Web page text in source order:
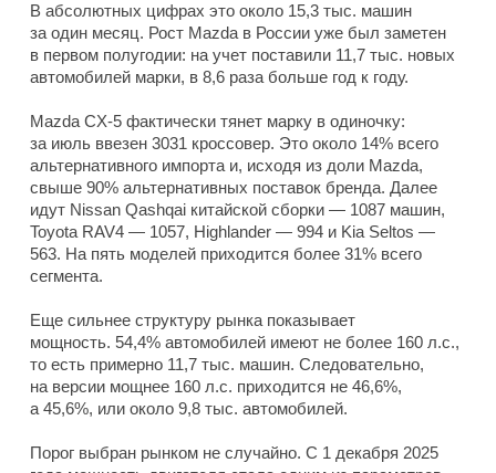
В абсолютных цифрах это около 15,3 тыс. машин
за один месяц. Рост Mazda в России уже был заметен
в первом полугодии: на учет поставили 11,7 тыс. новых
автомобилей марки, в 8,6 раза больше год к году.
Mazda CX-5 фактически тянет марку в одиночку:
за июль ввезен 3031 кроссовер. Это около 14% всего
альтернативного импорта и, исходя из доли Mazda,
свыше 90% альтернативных поставок бренда. Далее
идут Nissan Qashqai китайской сборки — 1087 машин,
Toyota RAV4 — 1057, Highlander — 994 и Kia Seltos —
563. На пять моделей приходится более 31% всего
сегмента.
Еще сильнее структуру рынка показывает
мощность. 54,4% автомобилей имеют не более 160 л.с.,
то есть примерно 11,7 тыс. машин. Следовательно,
на версии мощнее 160 л.с. приходится не 46,6%,
а 45,6%, или около 9,8 тыс. автомобилей.
Порог выбран рынком не случайно. С 1 декабря 2025